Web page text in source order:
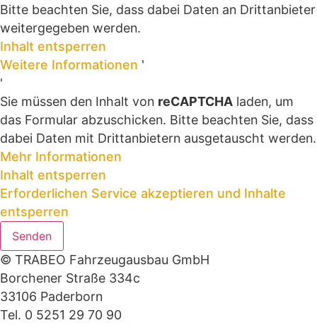
Bitte beachten Sie, dass dabei Daten an Drittanbieter
weitergegeben werden.
Inhalt entsperren
Weitere Informationen '
'
Sie müssen den Inhalt von reCAPTCHA laden, um
das Formular abzuschicken. Bitte beachten Sie, dass
dabei Daten mit Drittanbietern ausgetauscht werden.
Mehr Informationen
Inhalt entsperren
Erforderlichen Service akzeptieren und Inhalte
entsperren
Senden
© TRABEO Fahrzeugausbau GmbH
Borchener Straße 334c
33106 Paderborn
Tel. 0 5251 29 70 90